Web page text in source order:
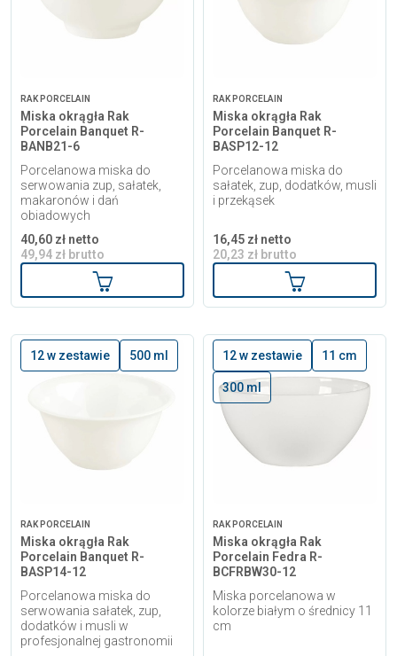
RAK PORCELAIN
Miska okrągła Rak
Porcelain Banquet R-
BANB21-6
Porcelanowa miska do
serwowania zup, sałatek,
makaronów i dań
obiadowych
40,60 zł netto
49,94 zł brutto
Dodaj do koszyka
RAK PORCELAIN
Miska okrągła Rak
Porcelain Banquet R-
BASP12-12
Porcelanowa miska do
sałatek, zup, dodatków, musli
i przekąsek
16,45 zł netto
20,23 zł brutto
Dodaj do
12 w zestawie 500 ml
RAK PORCELAIN
Miska okrągła Rak
Porcelain Banquet R-
BASP14-12
Porcelanowa miska do
serwowania sałatek, zup,
dodatków i musli w
profesjonalnej gastronomii
12 w zestawie 11 cm
300 ml
RAK PORCELAIN
Miska okrągła Rak
Porcelain Fedra R-
BCFRBW30-12
Miska porcelanowa w
kolorze białym o średnicy 11
cm